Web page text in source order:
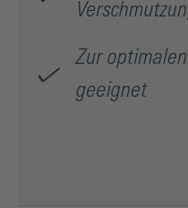
Zur
geeignet